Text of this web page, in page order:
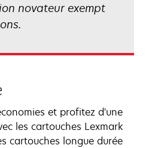
novateur exempt
et profitez d'une
les cartouches Lexmark
cartouches longue durée